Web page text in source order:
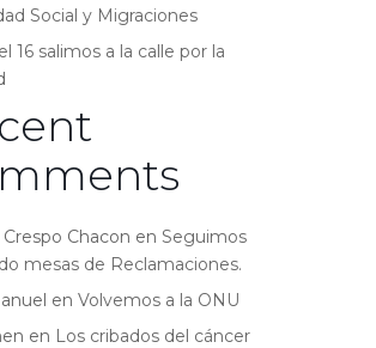
Social y Migraciones
16 salimos a la calle por la
Chacon en Seguimos
mesas de Reclamaciones.
en Volvemos a la ONU
en Los cribados del cáncer